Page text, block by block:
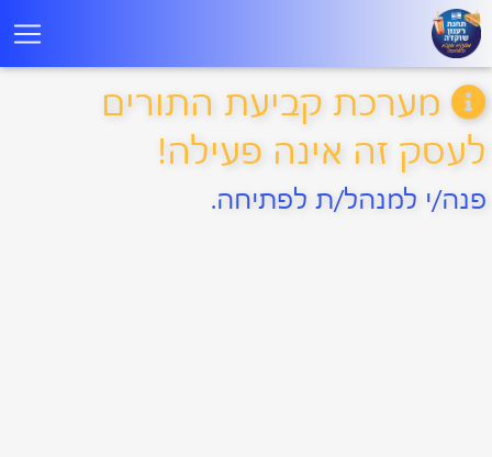
מערכת קביעת התורים
לעסק זה אינה פעילה!
פנה/י למנהל/ת לפתיחה.